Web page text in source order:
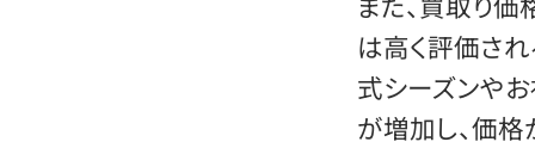
は高く評価さ
式シーズンや
が増加し、価格